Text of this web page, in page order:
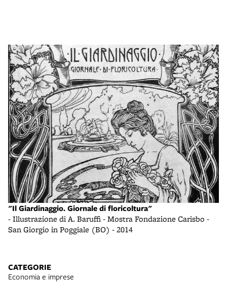
"Il Giardinaggio. Giornale di floricoltura"
- Illustrazione di A. Baruffi - Mostra Fondazione Carisbo -
San Giorgio in Poggiale (BO) - 2014
CATEGORIE
Economia e imprese